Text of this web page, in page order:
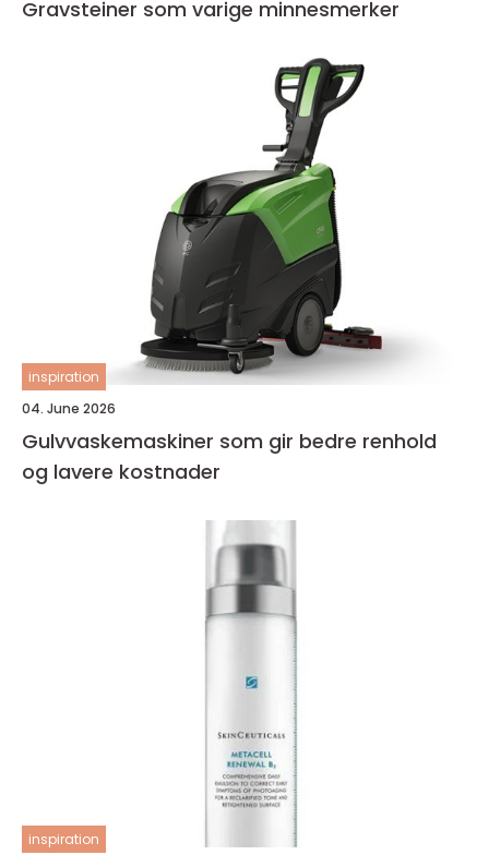
Gravsteiner som varige minnesmerker
inspiration
04. June 2026
Gulvvaskemaskiner som gir bedre renhold
og lavere kostnader
inspiration